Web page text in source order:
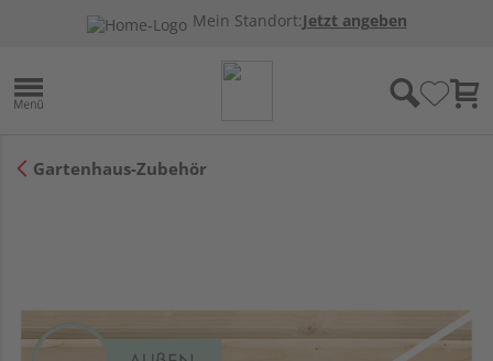
Mein Standort:Jetzt angeben
Gartenhaus-Zubehör